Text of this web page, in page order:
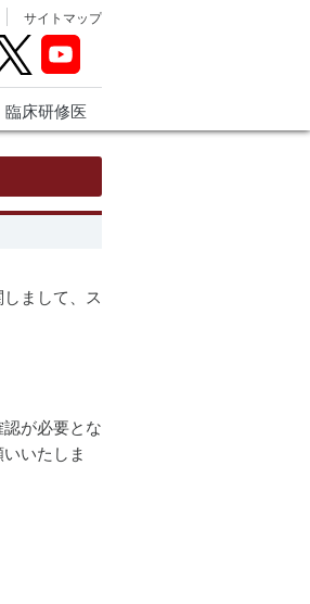
サイトマップ
臨床研修医
まして、ス
が必要とな
いたしま